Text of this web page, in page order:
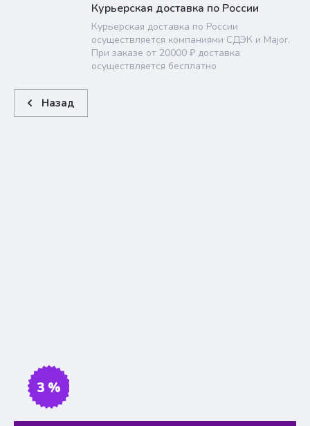
3 %
Курьерская доставка по России
Курьерская доставка по России
осуществляется компаниями СДЭК и Major.
При заказе от 20000 ₽ доставка
осуществляется бесплатно
Назад